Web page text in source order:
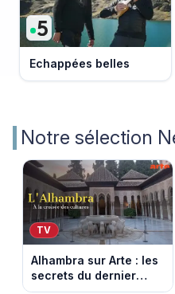
Echappées belles
Notre sélection
TV
Alhambra sur Arte : les
secrets du dernier
sultanat musulman